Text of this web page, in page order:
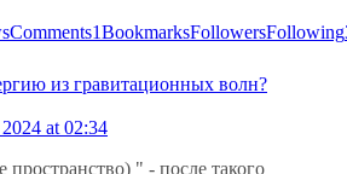
Comments1BookmarksFollowersFollowing
из гравитационных волн?
at 02:34
пространство) " - после такого